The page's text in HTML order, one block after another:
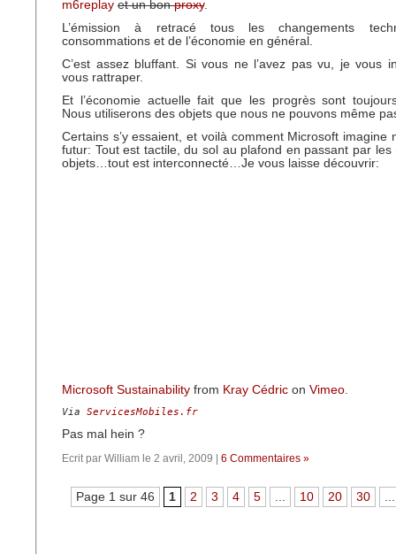
m6replay et un bonproxy.
L’émission à retracé tous les changements
consommations et de l’économie en général.
C’est assez bluffant. Si vous ne l’avez pas vu, je vous
vous rattraper.
Et l’économie actuelle fait que les progrès sont
Nous utiliserons des objets que nous ne pouvons même
Certains s’y essaient, et voilà comment Microsoft imagine
futur: Tout est tactile, du sol au plafond en passant par
objets…tout est interconnecté…Je vous laisse découvrir:
Microsoft Sustainability from Kray Cédric on Vimeo.
Via ServicesMobiles.fr
Pas mal hein ?
Ecrit par William le 2 avril, 2009 | 6 Commentaires »
Page 1 sur 46 1 2 3 4 5 ... 10 20 30 ...